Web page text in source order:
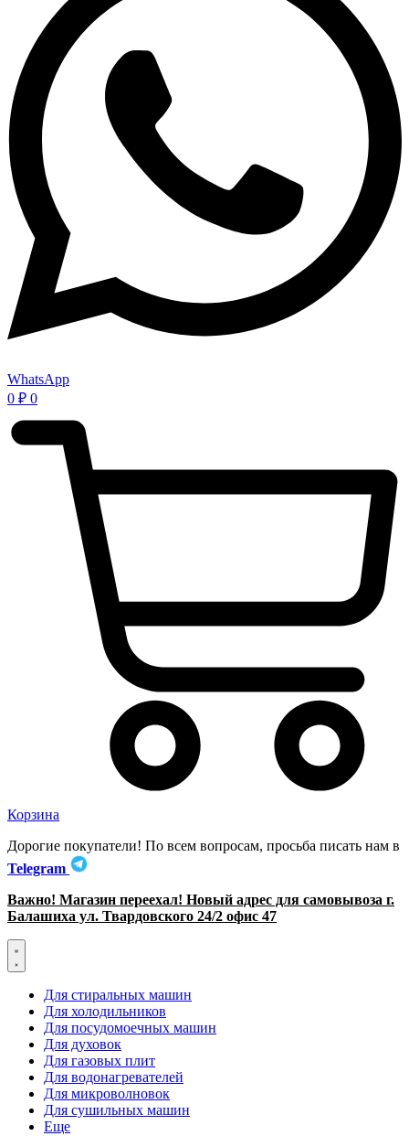
WhatsApp
0 ₽ 0
Корзина
Дорогие покупатели! По всем вопросам, просьба писать нам в
Telegram
Важно! Магазин переехал! Новый адрес для самовывоза г.
Балашиха ул. Твардовского 24/2 офис 47
Для стиральных машин
Для холодильников
Для посудомоечных машин
Для духовок
Для газовых плит
Для водонагревателей
Для микроволновок
Для сушильных машин
Еще